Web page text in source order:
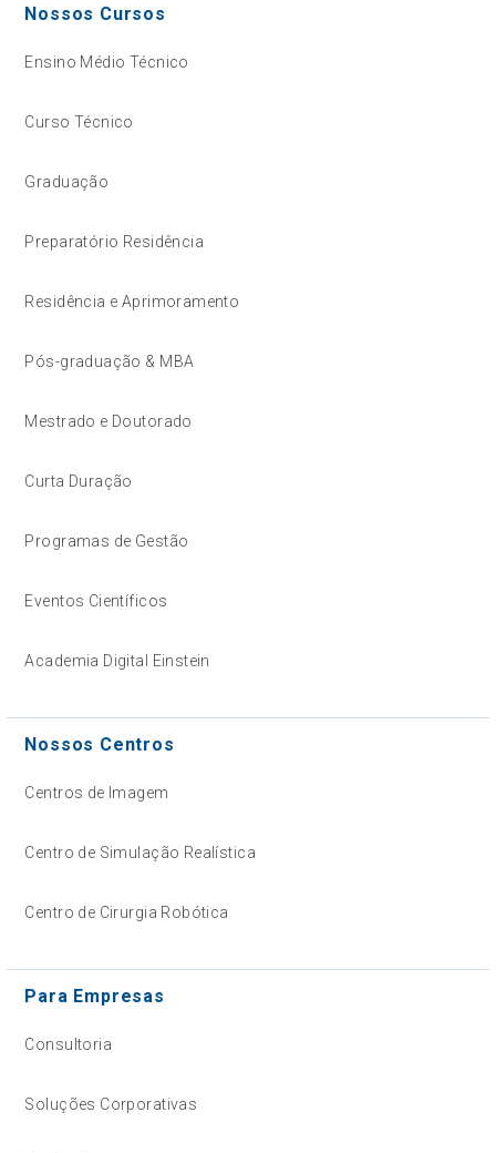
Nossos Cursos
Ensino Médio Técnico
Curso Técnico
Graduação
Preparatório Residência
Residência e Aprimoramento
Pós-graduação & MBA
Mestrado e Doutorado
Curta Duração
Programas de Gestão
Eventos Científicos
Academia Digital Einstein
Nossos Centros
Centros de Imagem
Centro de Simulação Realística
Centro de Cirurgia Robótica
Para Empresas
Consultoria
Soluções Corporativas